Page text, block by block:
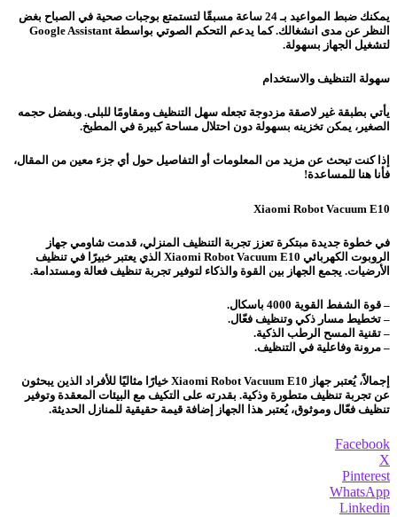
يمكنك ضبط المواعيد بـ 24 ساعة مسبقًا لتستمتع بوجبات صحية في الصباح بغض
النظر عن مدى انشغالك. كما يدعم التحكم الصوتي بواسطة Google Assistant
لتشغيل الجهاز بسهولة.
سهولة التنظيف والاستخدام
يأتي بطبقة غير لاصقة مزدوجة تجعله سهل التنظيف ومقاومًا للبلى. وبفضل حجمه
الصغير، يمكن تخزينه بسهولة دون احتلال مساحة كبيرة في المطبخ.
إذا كنت تبحث عن مزيد من المعلومات أو التفاصيل حول أي جزء معين من المقال،
فأنا هنا للمساعدة!
Xiaomi Robot Vacuum E10
في خطوة جديدة مبتكرة تعزز تجربة التنظيف المنزلي، قدمت شاومي جهاز
الروبوت الكهربائي Xiaomi Robot Vacuum E10 الذي يعتبر خبيرًا في تنظيف
الأرضيات. يجمع الجهاز بين القوة والذكاء لتوفير تجربة تنظيف فعالة ومستدامة.
– قوة الشفط القوية 4000 باسكال.
– تخطيط مسار ذكي وتنظيف فعّال.
– تقنية المسح الرطب الذكية.
– مرونة وفاعلية في التنظيف.
إجمالاً، يُعتبر جهاز Xiaomi Robot Vacuum E10 خيارًا مثاليًا للأفراد الذين يبحثون
عن تجربة تنظيف متطورة وذكية. بقدرته على التكيف مع البيئات المعقدة وتوفير
تنظيف فعّال وموثوق، يُعتبر هذا الجهاز إضافة قيمة حقيقية للمنازل الحديثة.
Facebook
X
Pinterest
WhatsApp
Linkedin